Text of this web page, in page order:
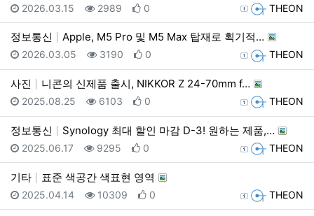
등록자 THEON
등록일
2026.03.15 조회
2989 추천
0
정보통신 Apple, M5 Pro 및 M5 Max 탑재로 획기적…
등록자 THEON
등록일
2026.03.05 조회
3190 추천
0
사진 니콘의 신제품 출시, NIKKOR Z 24-70mm f…
등록자 THEON
등록일
2025.08.25 조회
6103 추천
0
정보통신 Synology 최대 할인 마감 D-3! 원하는 제품,…
등록자 THEON
등록일
2025.06.17 조회
9295 추천
0
기타 표준 색공간 색표현 영역
등록자 THEON
등록일
2025.04.14 조회
10309 추천
0